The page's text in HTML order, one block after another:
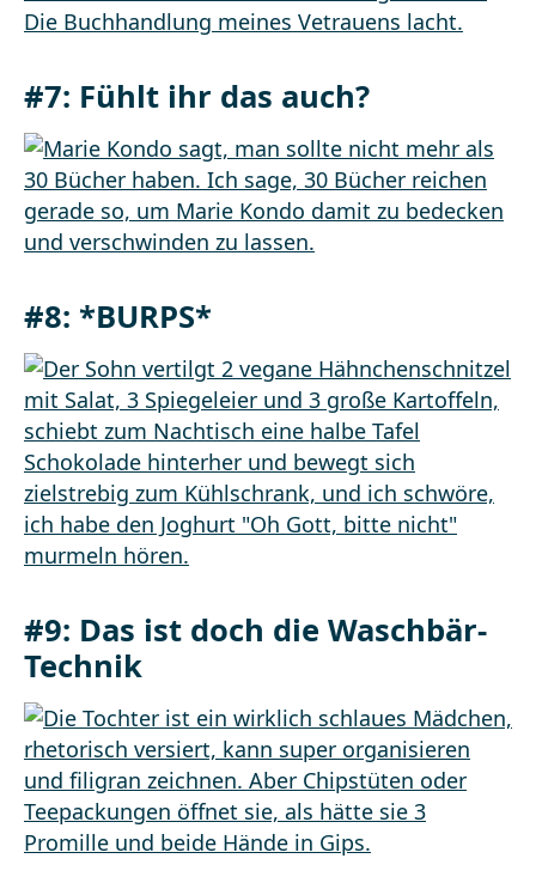
#7: Fühlt ihr das auch?
#8: *BURPS*
#9: Das ist doch die Waschbär-
Technik